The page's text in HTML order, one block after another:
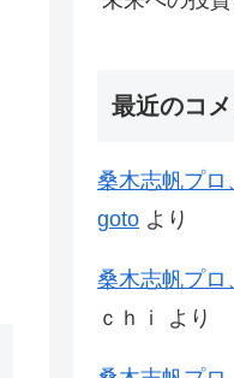
最近のコメ
桑木志帆プロ
goto より
桑木志帆プロ
ｃｈｉ
より